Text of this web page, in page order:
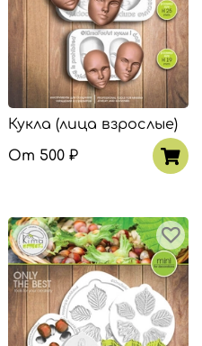
Кукла (лица взрослые)
От 500 ₽